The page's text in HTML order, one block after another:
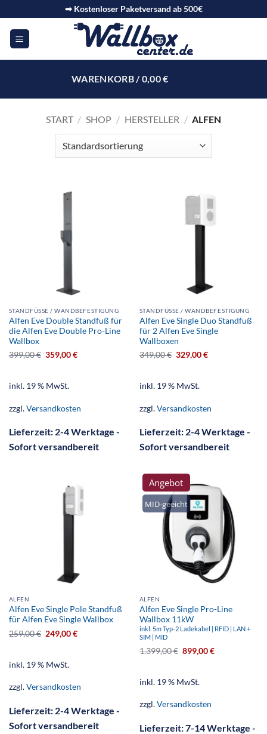
➡ Kostenloser Paketversand ab 500€
WARENKORB /0,00€
START / SHOP / HERSTELLER / ALFEN
STANDFÜSSE / WANDBEFESTIGUNG
Alfen Eve Double Standfuß für
die Alfen Eve Double Pro-Line
Wallbox
399,00€ 359,00€
inkl. 19 % MwSt.
zzgl.Versandkosten
Lieferzeit: 2-4 Werktage -
Sofort versandbereit
STANDFÜSSE / WANDBEFESTIGUNG
Alfen Eve Single Duo Standfuß
für 2 Alfen Eve Single
Wallboxen
349,00€ 329,00€
inkl. 19 % MwSt.
zzgl.Versandkosten
Lieferzeit: 2-4 Werktage -
Sofort versandbereit
ALFEN
Alfen Eve Single Pole Standfuß
für Alfen Eve Single Wallbox
259,00€ 249,00€
inkl. 19 % MwSt.
zzgl.Versandkosten
Lieferzeit: 2-4 Werktage -
Sofort versandbereit
MID-geeicht
Angebot
ALFEN
Alfen Eve Single Pro-Line
Wallbox 11kW
inkl. 5m Typ-2 Ladekabel | RFID | LAN +
SIM | MID
1.399,00€ 899,00€
inkl. 19 % MwSt.
zzgl.Versandkosten
Lieferzeit:7-14 Werktage -